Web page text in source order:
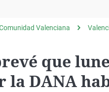
Operación Viuda
Negra
Navarra
Valenciana
que
la DANA